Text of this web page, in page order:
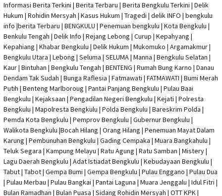
Informasi Berita Terkini | Berita Terbaru | Berita Bengkulu Terkini | Delik
Hukum | Rohidin Mersyah | Kasus Hukum | Tragedi | delik INFO | bengkulu
info |berita Terbaru | BENGKULU | Penemuan bengkulu | Kota Bengkulu |
Benkulu Tengah | Delik Info | Rejang Lebong | Curup | Kepahyang |
Kepahiang | Khabar Bengkulu | Delik Hukum | Mukomuko | Argamakmur |
Bengkulu Utara | Lebong | Seluma | SELUMA | Manna | Bengkulu Selatan |
Kaur | Bintuhan | Bengkulu Tengah | BENTENG | Rumah Bung Karno | Danau
Dendam Tak Sudah | Bunga Raflesia | Fatmawati | FATMAWATI | Bumi Merah
Putih | Benteng Marlboroug | Pantai Panjang Bengkulu | Pulau Baai
Bengkulu | Kejaksaan | Pengadilan Negeri Bengkulu | Kejati | Polresta
Bengkulu | Mapolresta Bengkulu | Polda Bengkulu | Bareskrim Polda |
Pemda Kota Bengkulu | Pemprov Bengkulu | Gubernur Bengkulu |
Walikota Bengkulu |Bocah Hilang | Orang Hilang | Penemuan Mayat Dalam
Karung | Pembunuhan Bengkulu | Gading Cempaka | Muara Bangkahulu |
Teluk Segara | Kampung Melayu | Ratu Agung | Ratu Samban | Mistery |
Lagu Daerah Bengkulu | Adat Istiadat Bengkulu | Kebudayaan Bengkulu |
Tabut | Tabot | Gempa Bumi | Gempa Bengkulu | Pulau Enggano | Pulau Dua
| Pulau Merbau | Pulau Bangkai | Pantai Laguna | Muara Jenggalu | Idul Fitri |
Bulan Ramadhan | Bulan Puasa | Sidang Rohidin Mersyah | OTT KPK|